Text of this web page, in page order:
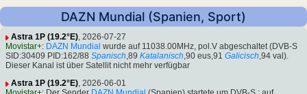
DAZN Mundial (Spanien, Sport)
Astra 1P (19.2°E), 2026-07-27
Movistar+: DAZN Mundial wurde auf 11038.00MHz, pol.V abgeschaltet (DVB-S
SID:30409 PID:162/88 Spanisch,89 Katalanisch,90 eus,91 Galicisch,94 val).
Dieser Kanal ist über Satellit nicht mehr verfügbar
Astra 1P (19.2°E), 2026-06-01